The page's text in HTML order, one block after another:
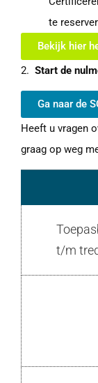
te
Bekijk hier
2. Start de
Ga naar de
Heeft u vragen
graag op weg
t/m